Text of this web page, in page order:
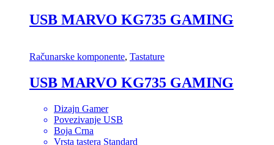
USB MARVO KG735 GAMING
Računarske komponente, Tastature
USB MARVO KG735 GAMING
Dizajn Gamer
Povezivanje USB
Boja Crna
Vrsta tastera Standard